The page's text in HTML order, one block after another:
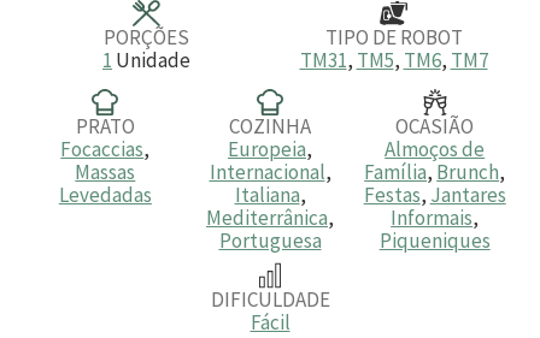
PORÇÕES
1 Unidade
TIPO DE ROBOT
TM31, TM5, TM6, TM7
PRATO
Focaccias,
Massas
Levedadas
COZINHA
Europeia,
Internacional,
Italiana,
Mediterrânica,
Portuguesa
OCASIÃO
Almoços de
Família, Brunch,
Festas, Jantares
Informais,
Piqueniques
DIFICULDADE
Fácil